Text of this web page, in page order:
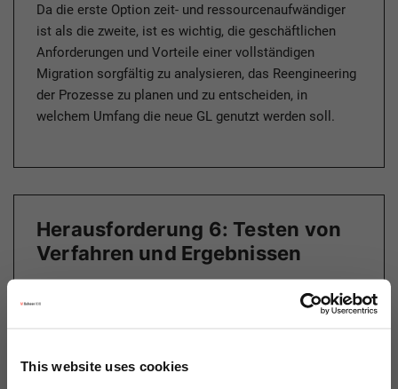
This website uses cookies
Da die erste Option zeit- und ressourcenaufwändiger
ist als die zweite, ist es wichtig, die geschäftlichen
Anforderungen und Vorteile einer vollständigen
Migration sorgfältig zu analysieren, das Reengineering
der Prozesse zu planen und zu entscheiden, in
welchem Umfang die neue GL genutzt werden soll.
Herausforderung 6: Testen von
Verfahren und Ergebnissen
Testläufe sind ein wichtiger Bestandteil in jedem
Benutzerakzeptanztests, die in verschiedenen